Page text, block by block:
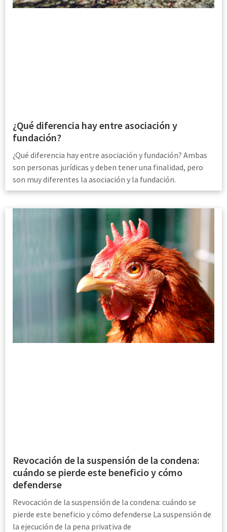
¿Qué diferencia hay entre asociación y
fundación?
¿Qué diferencia hay entre asociación y fundación? Ambas
son personas jurídicas y deben tener una finalidad, pero
son muy diferentes la asociación y la fundación.
Revocación de la suspensión de la condena:
cuándo se pierde este beneficio y cómo
defenderse
Revocación de la suspensión de la condena: cuándo se
pierde este beneficio y cómo defenderse La suspensión de
la ejecución de la pena privativa de